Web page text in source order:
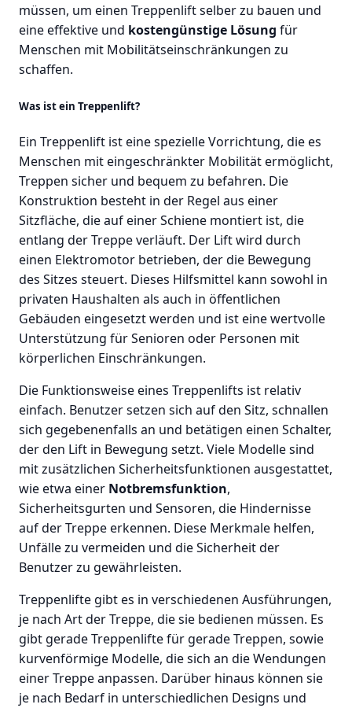
müssen, um einen Treppenlift selber zu bauen und
eine effektive und kostengünstige Lösung für
Menschen mit Mobilitätseinschränkungen zu
schaffen.
Was ist ein Treppenlift?
Ein Treppenlift ist eine spezielle Vorrichtung, die es
Menschen mit eingeschränkter Mobilität ermöglicht,
Treppen sicher und bequem zu befahren. Die
Konstruktion besteht in der Regel aus einer
Sitzfläche, die auf einer Schiene montiert ist, die
entlang der Treppe verläuft. Der Lift wird durch
einen Elektromotor betrieben, der die Bewegung
des Sitzes steuert. Dieses Hilfsmittel kann sowohl in
privaten Haushalten als auch in öffentlichen
Gebäuden eingesetzt werden und ist eine wertvolle
Unterstützung für Senioren oder Personen mit
körperlichen Einschränkungen.
Die Funktionsweise eines Treppenlifts ist relativ
einfach. Benutzer setzen sich auf den Sitz, schnallen
sich gegebenenfalls an und betätigen einen Schalter,
der den Lift in Bewegung setzt. Viele Modelle sind
mit zusätzlichen Sicherheitsfunktionen ausgestattet,
wie etwa einer Notbremsfunktion,
Sicherheitsgurten und Sensoren, die Hindernisse
auf der Treppe erkennen. Diese Merkmale helfen,
Unfälle zu vermeiden und die Sicherheit der
Benutzer zu gewährleisten.
Treppenlifte gibt es in verschiedenen Ausführungen,
je nach Art der Treppe, die sie bedienen müssen. Es
gibt gerade Treppenlifte für gerade Treppen, sowie
kurvenförmige Modelle, die sich an die Wendungen
einer Treppe anpassen. Darüber hinaus können sie
je nach Bedarf in unterschiedlichen Designs und